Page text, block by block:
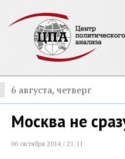
6 августа, четверг
Москва не
06 октября 2014 / 21:11